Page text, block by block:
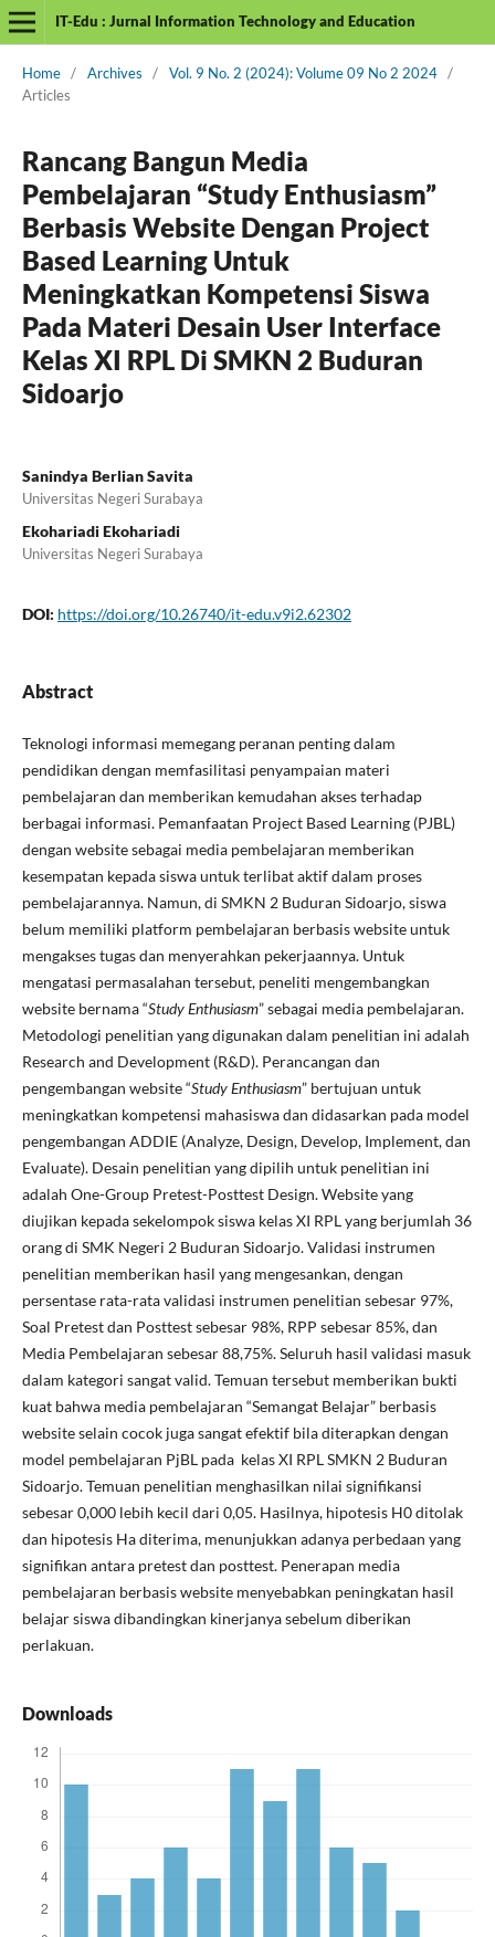
IT-Edu : Jurnal Information Technology and Education
Home / Archives / Vol. 9 No. 2 (2024): Volume 09 No 2 2024 /
Articles
Rancang Bangun Media
Pembelajaran “Study Enthusiasm”
Berbasis Website Dengan Project
Based Learning Untuk
Meningkatkan Kompetensi Siswa
Pada Materi Desain User Interface
Kelas XI RPL Di SMKN 2 Buduran
Sidoarjo
Sanindya Berlian Savita
Universitas Negeri Surabaya
Ekohariadi Ekohariadi
Universitas Negeri Surabaya
DOI: https://doi.org/10.26740/it-edu.v9i2.62302
Abstract
Teknologi informasi memegang peranan penting dalam
pendidikan dengan memfasilitasi penyampaian materi
pembelajaran dan memberikan kemudahan akses terhadap
berbagai informasi. Pemanfaatan Project Based Learning (PJBL)
dengan website sebagai media pembelajaran memberikan
kesempatan kepada siswa untuk terlibat aktif dalam proses
pembelajarannya. Namun, di SMKN 2 Buduran Sidoarjo, siswa
belum memiliki platform pembelajaran berbasis website untuk
mengakses tugas dan menyerahkan pekerjaannya. Untuk
mengatasi permasalahan tersebut, peneliti mengembangkan
website bernama “Study Enthusiasm” sebagai media pembelajaran.
Metodologi penelitian yang digunakan dalam penelitian ini adalah
Research and Development (R&D). Perancangan dan
pengembangan website “Study Enthusiasm” bertujuan untuk
meningkatkan kompetensi mahasiswa dan didasarkan pada model
pengembangan ADDIE (Analyze, Design, Develop, Implement, dan
Evaluate). Desain penelitian yang dipilih untuk penelitian ini
adalah One-Group Pretest-Posttest Design. Website yang
diujikan kepada sekelompok siswa kelas XI RPL yang berjumlah 36
orang di SMK Negeri 2 Buduran Sidoarjo. Validasi instrumen
penelitian memberikan hasil yang mengesankan, dengan
persentase rata-rata validasi instrumen penelitian sebesar 97%,
Soal Pretest dan Posttest sebesar 98%, RPP sebesar 85%, dan
Media Pembelajaran sebesar 88,75%. Seluruh hasil validasi masuk
dalam kategori sangat valid. Temuan tersebut memberikan bukti
kuat bahwa media pembelajaran “Semangat Belajar” berbasis
website selain cocok juga sangat efektif bila diterapkan dengan
model pembelajaran PjBL pada kelas XI RPL SMKN 2 Buduran
Sidoarjo. Temuan penelitian menghasilkan nilai signifikansi
sebesar 0,000 lebih kecil dari 0,05. Hasilnya, hipotesis H0 ditolak
dan hipotesis Ha diterima, menunjukkan adanya perbedaan yang
signifikan antara pretest dan posttest. Penerapan media
pembelajaran berbasis website menyebabkan peningkatan hasil
belajar siswa dibandingkan kinerjanya sebelum diberikan
perlakuan.
Downloads